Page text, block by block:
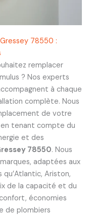
78550 :
remplacer
? Nos experts
à chaque
complète. Nous
de votre
tenant compte du
et des
78550. Nous
adaptées aux
qu’Atlantic, Ariston,
de la capacité et du
économies
de plombiers